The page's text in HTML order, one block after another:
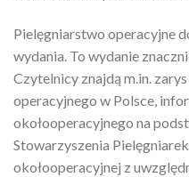
Pielęgniarstwo operacyjne
wydania. To wydanie
Czytelnicy znajdą m.in.
operacyjnego w Polsce,
okołooperacyjnego na
Stowarzyszenia
okołooperacyjnej z